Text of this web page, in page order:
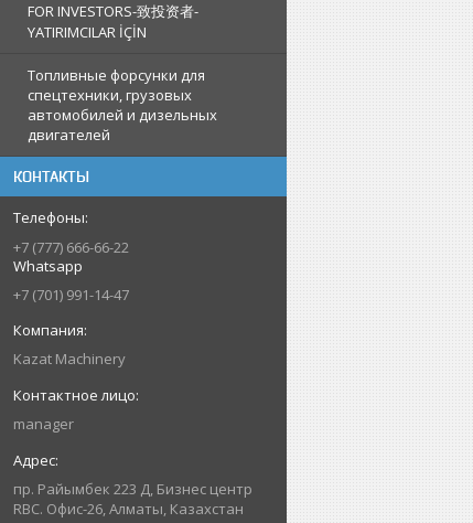
FOR INVESTORS-致投资者-
YATIRIMCILAR İÇİN
Топливные форсунки для
спецтехники, грузовых
автомобилей и дизельных
двигателей
КОНТАКТЫ
+7 (777) 666-66-22
Whatsapp
+7 (701) 991-14-47
Kazat Machinery
manager
пр. Райымбек 223 Д, Бизнес центр
RBC. Офис-26, Алматы, Казахстан